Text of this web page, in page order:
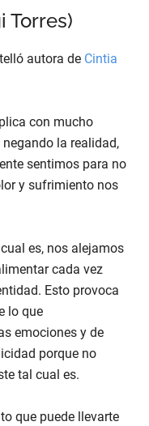
Torres)
autora de Cintia
con mucho
la realidad,
sentimos para no
y sufrimiento nos
es, nos alejamos
cada vez
Esto provoca
lo que
emociones y de
porque no
tal cual es.
que puede llevarte